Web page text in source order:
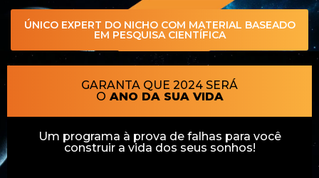
ÚNICO EXPERT DO NICHO COM MATERIAL BASEADO
EM PESQUISA CIENTÍFICA
GARANTA QUE 2024 SERÁ
O ANO DA SUA VIDA
Um programa à prova de falhas para você
construir a vida dos seus sonhos!